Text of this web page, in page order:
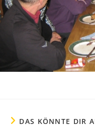
DAS KÖNNTE DIR